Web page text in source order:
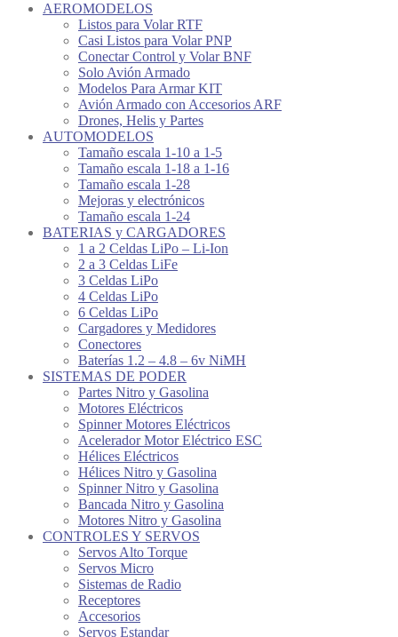
AEROMODELOS
Listos para Volar RTF
Casi Listos para Volar PNP
Conectar Control y Volar BNF
Solo Avión Armado
Modelos Para Armar KIT
Avión Armado con Accesorios ARF
Drones, Helis y Partes
AUTOMODELOS
Tamaño escala 1-10 a 1-5
Tamaño escala 1-18 a 1-16
Tamaño escala 1-28
Mejoras y electrónicos
Tamaño escala 1-24
BATERIAS y CARGADORES
1 a 2 Celdas LiPo – Li-Ion
2 a 3 Celdas LiFe
3 Celdas LiPo
4 Celdas LiPo
6 Celdas LiPo
Cargadores y Medidores
Conectores
Baterías 1.2 – 4.8 – 6v NiMH
SISTEMAS DE PODER
Partes Nitro y Gasolina
Motores Eléctricos
Spinner Motores Eléctricos
Acelerador Motor Eléctrico ESC
Hélices Eléctricos
Hélices Nitro y Gasolina
Spinner Nitro y Gasolina
Bancada Nitro y Gasolina
Motores Nitro y Gasolina
CONTROLES Y SERVOS
Servos Alto Torque
Servos Micro
Sistemas de Radio
Receptores
Accesorios
Servos Estandar